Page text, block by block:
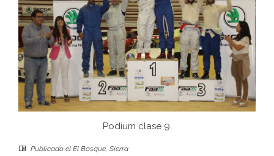
Podium clase 9.
Publicado el El Bosque, Sierra